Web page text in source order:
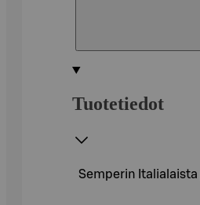
Tuotetiedot
Semperin Italialaista